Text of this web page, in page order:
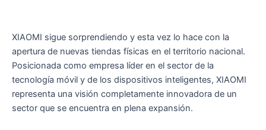
XIAOMI sigue sorprendiendo y esta vez lo hace con la
apertura de nuevas tiendas físicas en el territorio nacional.
Posicionada como empresa líder en el sector de la
tecnología móvil y de los dispositivos inteligentes, XIAOMI
representa una visión completamente innovadora de un
sector que se encuentra en plena expansión.